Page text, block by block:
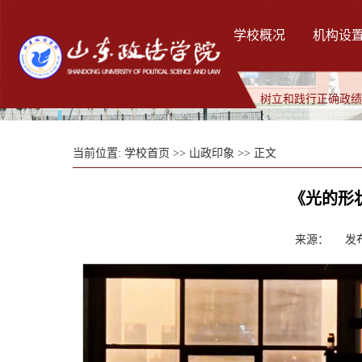
学校概况 机构设
树立和践行正确政
当前位置: 学校首页 >> 山政印象 >> 正文
《光的
来源： 发